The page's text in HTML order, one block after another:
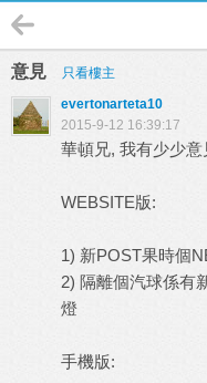
意見
只看樓主
evertonarteta10
2015-9-12 16:39:17
華頓兄, 我有少少意
WEBSITE版:
1) 新POST果時個
2) 隔離個汽球係有
燈
手機版: